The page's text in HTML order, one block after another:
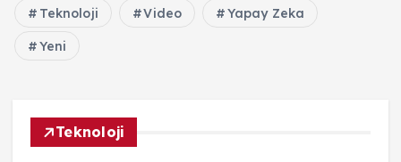
Teknoloji Video Yapay Zeka
Yeni
Teknoloji